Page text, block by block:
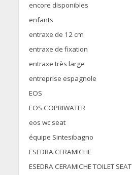
encore disponibles
enfants
entraxe de 12 cm
entraxe de fixation
entraxe très large
entreprise espagnole
EOS
EOS COPRIWATER
eos wc seat
équipe Sintesibagno
ESEDRA CERAMICHE
ESEDRA CERAMICHE TOILET SEAT